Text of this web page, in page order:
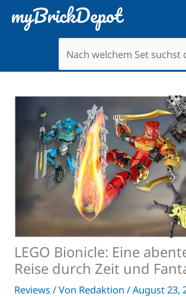
Inhalt
LEGO Bionicle: Eine
Reise durch Zeit und
Reviews / Von Redaktion /August 23,